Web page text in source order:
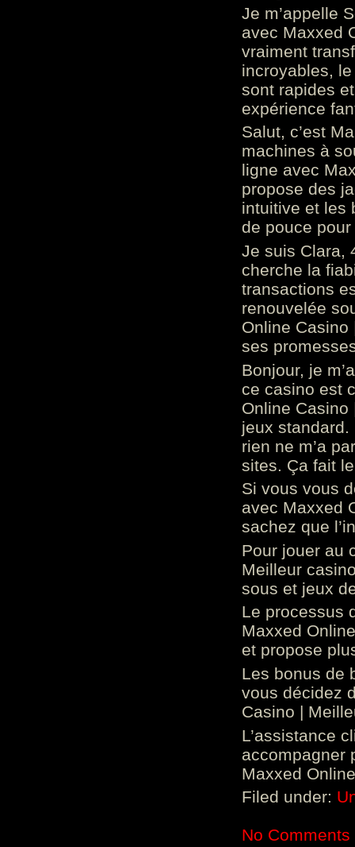
Je m’appelle
avec Maxxed
vraiment
incroyables,
sont rapides
expérience
Salut, c’est
machines à
ligne avec
propose des
intuitive et les
de pouce
Je suis Clara,
cherche la
transactions
renouvelée
Online
ses
Bonjour, je
ce casino est
Online
jeux standard.
rien ne m’a
sites. Ça fait
Si vous vous
avec Maxxed
sachez que
Pour jouer au
Meilleur
sous et jeux
Le processus
Maxxed
et propose
Les bonus de
vous décidez
Casino |
L’assistance
accompagner
Maxxed
Filed under:
No Comments